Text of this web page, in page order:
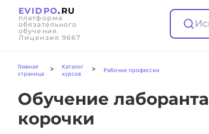
EVIDPO.RU
платформа
обязательного
обучения.
Лицензия 9667
Главная
страница
>
Каталог
курсов
> Рабочие профессии
Обучение
корочки